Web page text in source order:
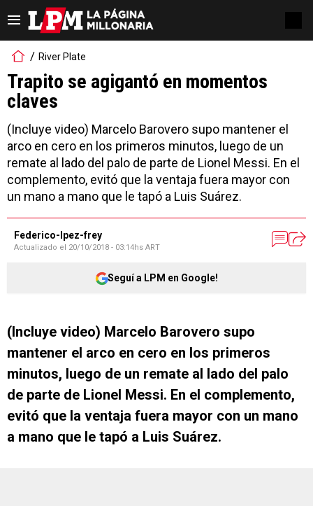
River Plate
Trapito se agigantó en momentos
claves
(Incluye video) Marcelo Barovero supo mantener el
arco en cero en los primeros minutos, luego de un
remate al lado del palo de parte de Lionel Messi. En el
complemento, evitó que la ventaja fuera mayor con
un mano a mano que le tapó a Luis Suárez.
Federico-lpez-frey
Actualizado el 20/10/2018 - 03:14hs ART
Seguí a LPM en Google!
(Incluye video) Marcelo Barovero supo
mantener el arco en cero en los primeros
minutos, luego de un remate al lado del palo
de parte de Lionel Messi. En el complemento,
evitó que la ventaja fuera mayor con un mano
a mano que le tapó a Luis Suárez.